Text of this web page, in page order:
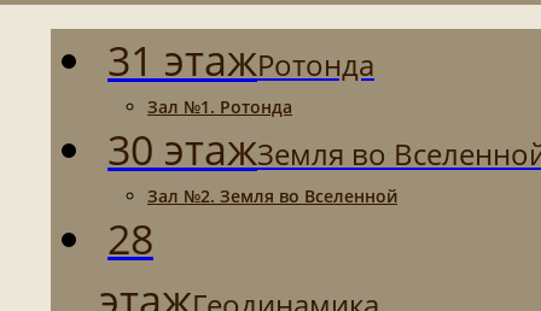
31 этажРотонда
Зал №1. Ротонда
30 этажЗемля во
Зал №2. Земля во Вселенной
28
этаж